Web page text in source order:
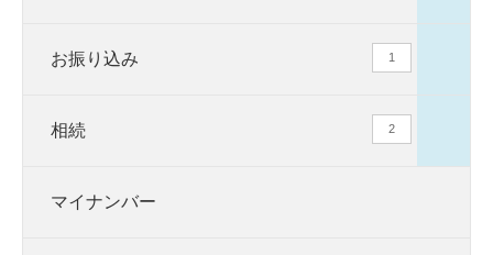
お振り込み 1
相続 2
マイナンバー